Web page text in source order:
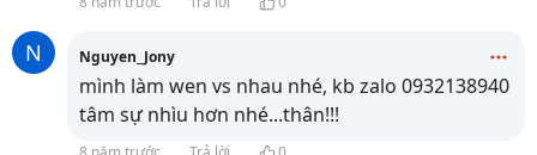
N Nguyen_Jony
mình làm wen vs nhau nhé, kb zalo 0932138940
tâm sự nhìu hơn nhé...thân!!!